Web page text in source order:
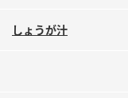
しょうが汁